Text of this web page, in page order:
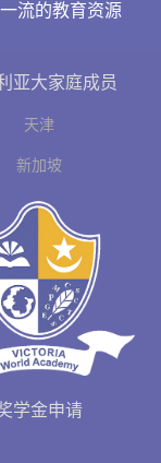
流的教育资源
亚大家庭成员
天津
新加坡
学金申请